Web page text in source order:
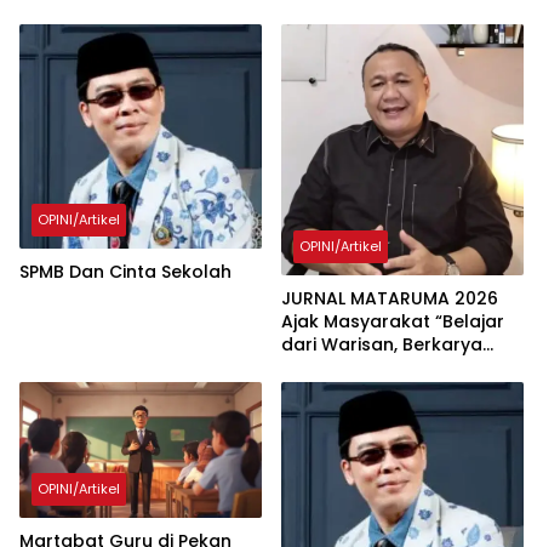
OPINI/Artikel
SPMB Dan Cinta Sekolah
OPINI/Artikel
JURNAL MATARUMA 2026
Ajak Masyarakat “Belajar
dari Warisan, Berkarya
OPINI/Artikel
Martabat Guru di Pekan